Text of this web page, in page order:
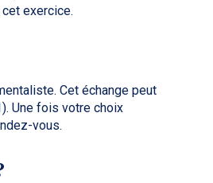
exercice.
Cet échange peut
Une fois votre choix
vous.